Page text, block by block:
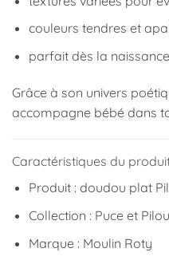
couleurs tendres et
parfait dès la
Grâce à son univers
accompagne bébé dans
Caractéristiques du
Produit : doudou plat
Collection : Puce et Pilou
Marque : Moulin Roty